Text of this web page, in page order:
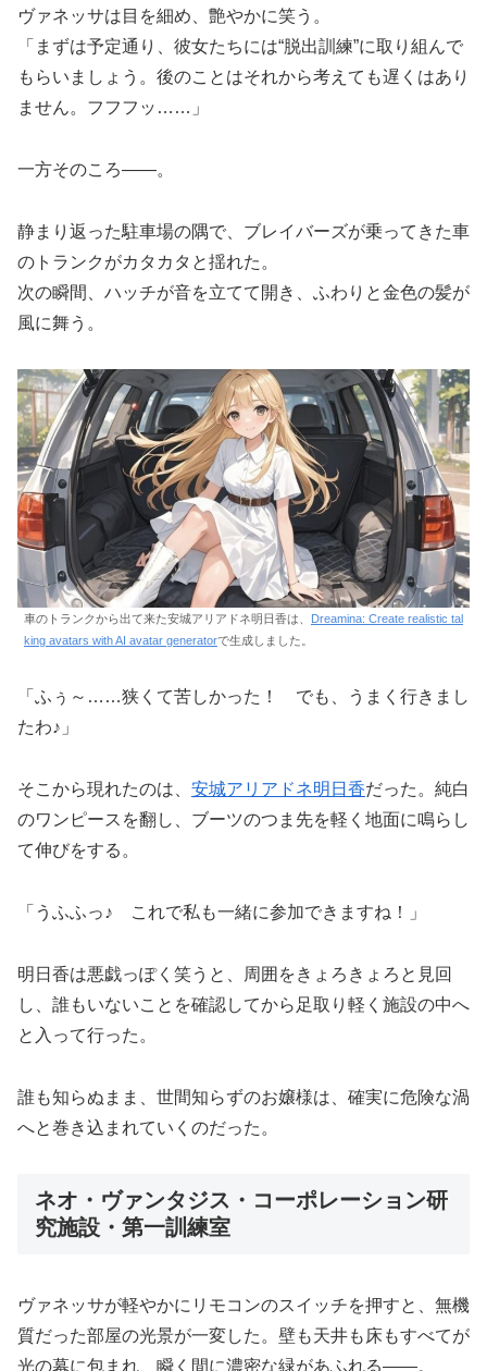
ヴァネッサは目を細め、艶やかに笑う。
「まずは予定通り、彼女たちには“脱出訓練”に取り組んで
もらいましょう。後のことはそれから考えても遅くはあり
ません。フフフッ……」
一方そのころ――。
静まり返った駐車場の隅で、ブレイバーズが乗ってきた車
のトランクがカタカタと揺れた。
次の瞬間、ハッチが音を立てて開き、ふわりと金色の髪が
風に舞う。
車のトランクから出て来た安城アリアドネ明日香は、 Dreamina: Create realistic tal
king avatars with AI avatar generatorで生成しました。
「ふぅ～……狭くて苦しかった！ でも、うまく行きまし
たわ♪」
そこから現れたのは、 安城アリアドネ明日香だった。純白
のワンピースを翻し、ブーツのつま先を軽く地面に鳴らし
て伸びをする。
「うふふっ♪ これで私も一緒に参加できますね！」
明日香は悪戯っぽく笑うと、周囲をきょろきょろと見回
し、誰もいないことを確認してから足取り軽く施設の中へ
と入って行った。
誰も知らぬまま、世間知らずのお嬢様は、確実に危険な渦
へと巻き込まれていくのだった。
ネオ・ヴァンタジス・コーポレーション研
究施設・第一訓練室
ヴァネッサが軽やかにリモコンのスイッチを押すと、無機
質だった部屋の光景が一変した。壁も天井も床もすべてが
光の幕に包まれ、瞬く間に濃密な緑があふれる――。